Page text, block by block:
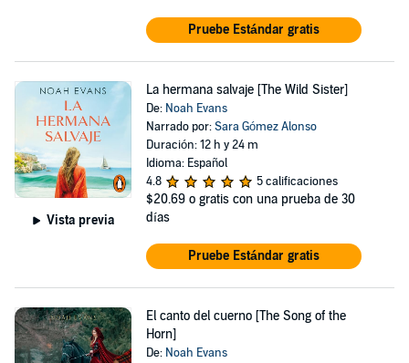
Pruebe Estándar gratis
Vista previa
La hermana salvaje [The Wild Sister]
De: Noah Evans
Narrado por:Sara Gómez Alonso
Duración: 12 h y 24 m
Idioma: Español
4.8
5 calificaciones
$20.69 o gratis con una prueba de 30
días
Pruebe Estándar gratis
El canto del cuerno [The Song of the
Horn]
De: Noah Evans